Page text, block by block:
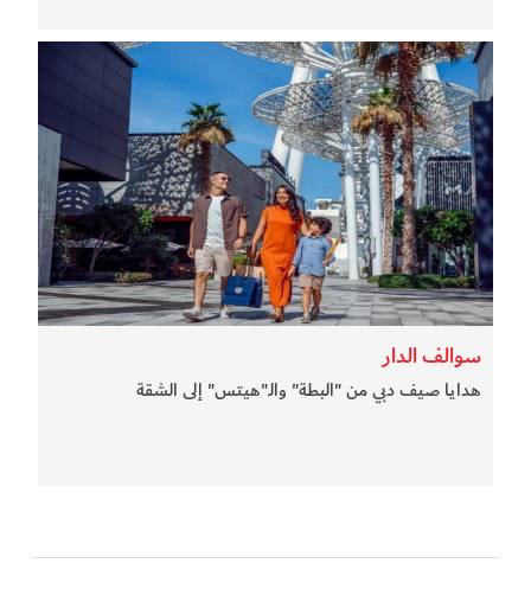
سوالف الدار
هدايا صيف دبي من "البطة" والـ"هيتس" إلى الشقة